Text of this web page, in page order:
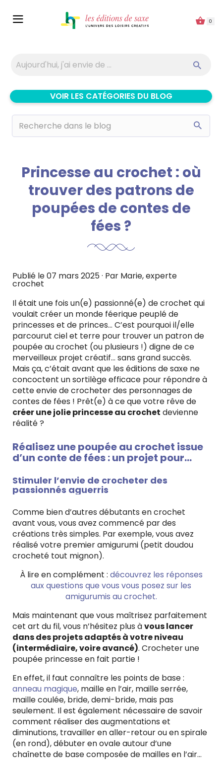
0
VOIR LES CATÉGORIES DU BLOG
Princesse au crochet : où
trouver des patrons de
poupées de contes de
fées ?
Publié le07 mars 2025· Par Marie, experte
crochet
Il était une fois un(e) passionné(e) de crochet qui
voulait créer un monde féerique peuplé de
princesses et de princes… C’est pourquoi il/elle
parcourut ciel et terre pour trouver un patron de
poupée au crochet (ou plusieurs !) digne de ce
merveilleux projet créatif… sans grand succès.
Mais ça, c’était avant que les éditions de saxe ne
concoctent un sortilège efficace pour répondre à
cette envie de crocheter des personnages de
contes de fées ! Prêt(e) à ce que votre rêve de
créer une jolie princesse au crochet devienne
réalité ?
Réalisez une poupée au crochet issue
d’un conte de fées : un projet pour…
Stimuler l’envie de crocheter des
passionnés aguerris
Comme bien d’autres débutants en crochet
avant vous, vous avez commencé par des
créations très simples. Par exemple, vous avez
réalisé votre premier amigurumi (petit doudou
crocheté tout mignon).
À lire en complément : découvrez les réponses
aux questions que vous vous posez sur les
amigurumis au crochet.
Mais maintenant que vous maîtrisez parfaitement
cet art du fil, vous n’hésitez plus àvous lancer
dans des projets adaptés à votre niveau
(intermédiaire, voire avancé). Crocheter une
poupée princesse en fait partie !
En effet, il faut connaître les points de base :
anneau magique, maille en l’air, maille serrée,
maille coulée, bride, demi-bride, mais pas
seulement. Il est également nécessaire de savoir
comment réaliser des augmentations et
diminutions, travailler en aller-retour ou en spirale
(en rond), débuter en ovale autour d’une
chaînette de base composée de mailles en l’air…